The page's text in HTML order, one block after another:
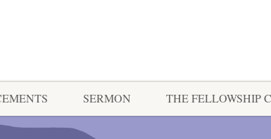
SERMON THE FELLOWSHIP